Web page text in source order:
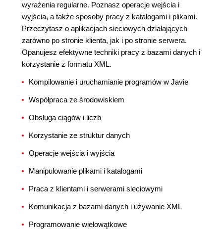
wyrażenia regularne. Poznasz operacje wejścia i
wyjścia, a także sposoby pracy z katalogami i plikami.
Przeczytasz o aplikacjach sieciowych działających
zarówno po stronie klienta, jak i po stronie serwera.
Opanujesz efektywne techniki pracy z bazami danych i
korzystanie z formatu XML.
Kompilowanie i uruchamianie programów w Javie
Współpraca ze środowiskiem
Obsługa ciągów i liczb
Korzystanie ze struktur danych
Operacje wejścia i wyjścia
Manipulowanie plikami i katalogami
Praca z klientami i serwerami sieciowymi
Komunikacja z bazami danych i używanie XML
Programowanie wielowątkowe